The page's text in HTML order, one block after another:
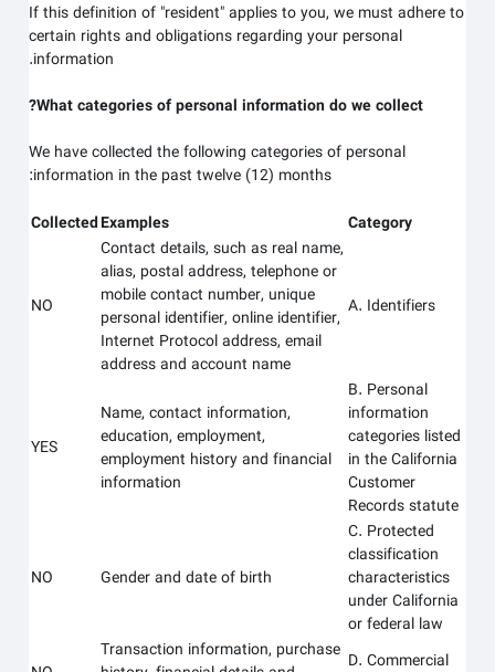
If this definition of "resident" applies to you, we must adhere to
certain rights and obligations regarding your personal
information.
What categories of personal information do we collect?
We have collected the following categories of personal
information in the past twelve (12) months:
Category
Examples
Collected
A. Identifiers
Contact details, such as real name,
alias, postal address, telephone or
mobile contact number, unique
personal identifier, online identifier,
Internet Protocol address, email
address and account name
NO
B. Personal
information
categories listed
in the California
Customer
Records statute
Name, contact information,
education, employment,
employment history and financial
information
YES
C. Protected
classification
characteristics
under California
or federal law
Gender and date of birth
NO
D. Commercial
Transaction information, purchase